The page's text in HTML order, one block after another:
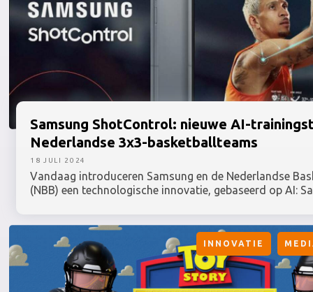
Samsung ShotControl: nieuwe AI-
Nederlandse 3x3-basketballteams
Vandaag introduceren Samsung en de Nederlandse
(NBB) een technologische innovatie, gebaseerd op AI:
18 JULI 2024
INNOVATIE